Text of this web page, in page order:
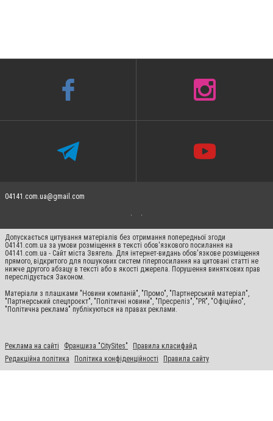
04141.com.ua@gmail.com
Допускається цитування матеріалів без отримання попередньої згоди
04141.com.ua за умови розміщення в тексті обов'язкового посилання на
04141.com.ua - Сайт міста Звягель. Для інтернет-видань обов'язкове розміщення
прямого, відкритого для пошукових систем гіперпосилання на цитовані статті не
нижче другого абзацу в тексті або в якості джерела. Порушення виняткових прав
переслідується Законом.
Матеріали з плашками "Новини компаній", "Промо", "Партнерський матеріал",
"Партнерський спецпроєкт", "Політичні новини", "Пресреліз", "PR", "Офіційно",
"Політична реклама" публікуються на правах реклами.
Реклама на сайті Франшиза "CitySites"
Правила класифайд
Редакційна політика
Політика конфіденційності Правила сайту